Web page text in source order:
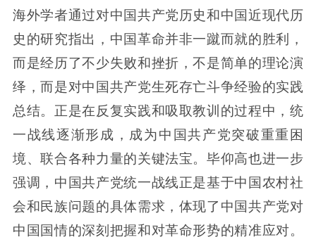
海外学者通过对中国共产党历史和中国近现代历
史的研究指出，中国革命并非一蹴而就的胜利，
而是经历了不少失败和挫折，不是简单的理论演
绎，而是对中国共产党生死存亡斗争经验的实践
总结。正是在反复实践和吸取教训的过程中，统
一战线逐渐形成，成为中国共产党突破重重困
境、联合各种力量的关键法宝。毕仰高也进一步
强调，中国共产党统一战线正是基于中国农村社
会和民族问题的具体需求，体现了中国共产党对
中国国情的深刻把握和对革命形势的精准应对。